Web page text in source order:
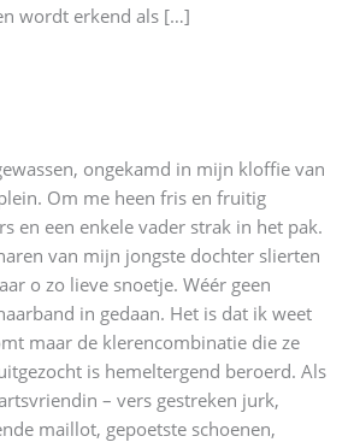
wordt erkend als […]
ongekamd in mijn kloffie van
Om me heen fris en fruitig
en een enkele vader strak in het pak.
van mijn jongste dochter slierten
o zo lieve snoetje. Wéér geen
in gedaan. Het is dat ik weet
maar de klerencombinatie die ze
is hemeltergend beroerd. Als
– vers gestreken jurk,
maillot, gepoetste schoenen,